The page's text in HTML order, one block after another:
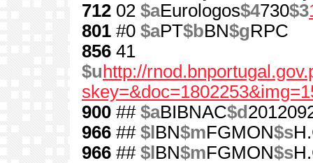
712 02 $aEurologos$4730$3
801 #0 $aPT$bBN$gRPC
856 41
$u http://
900 ## $aBIBNAC$d
966 ## $l BN$mFGMON$s
966 ## $l BN$mFGMON$s